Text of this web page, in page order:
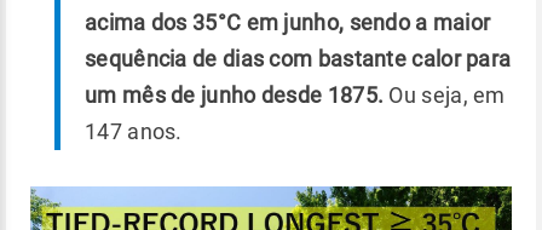
acima dos 35°C em junho, sendo a maior
sequência de dias com bastante calor para
um mês de junho desde 1875. Ou seja, em
147 anos.